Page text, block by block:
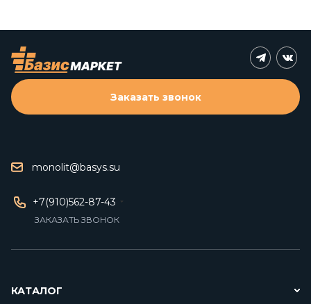
monolit@basys.su
+7(910)562-87-43
ЗАКАЗАТЬ ЗВОНОК
Заказать звонок
КАТАЛОГ